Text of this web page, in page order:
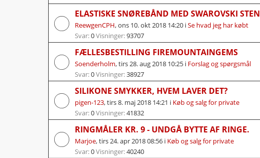
ELASTISKE SNØREBÅND MED SWAROVSKI STEN
ReewgenCPH,ons 10. okt 2018 14:20 iSe hvad jeg har købt
Svar:0Visninger:93707
FÆLLESBESTILLING FIREMOUNTAINGEMS
Soenderholm,tirs 28. aug 2018 10:25 i Forslag og spørgsmål
Svar:0Visninger:38927
SILIKONE SMYKKER, HVEM LAVER DET?
pigen-123,tirs 8. maj 2018 14:21 i Køb og salg for private
Svar:0Visninger:41832
RINGMÅLER KR. 9 - UNDGÅ BYTTE AF RINGE.
Marjoe,tirs 24. apr 2018 08:56 i Køb og salg for private
Svar:0Visninger:40240